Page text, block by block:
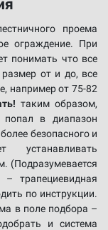
проема
ограждение. При
понимать что все
от и до, все
например от 75-82
таким образом,
в диапазон
безопасного и
устанавливать
(Подразумевается
трапециевидная
по инструкции.
в поле подбора –
и система